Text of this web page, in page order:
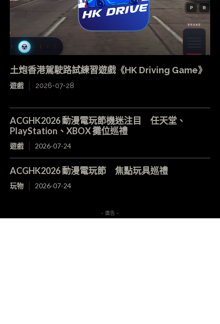
土炮香港駕駛路試練習遊戲《HK Driving Game》
遊戲 2026-07-28
ACGHK2026 動漫電玩節機迷注目 任天堂、
PlayStation、XBOX 攤位巡禮
遊戲 2026-07-24
ACGHK2026 動漫電玩節 焦點玩具巡禮
玩物 2026-07-24
- 廣告 -